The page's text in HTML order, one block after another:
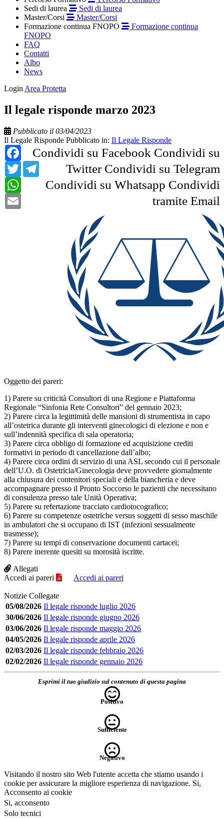
Sedi di laurea
Sedi di laurea
Master/Corsi
Master/Corsi
Formazione continua FNOPO
Formazione continua
FNOPO
FAQ
Contatti
Albo
News
Login Area Protetta
Il legale risponde marzo 2023
Pubblicato il 03/04/2023
Il Legale Risponde Pubblicato in: Il Legale Risponde
Condividi su Facebook
Facebook
Condividi su
Twitter
Twitter Condividi su Telegram
Telegram
Condividi su Whatsapp
WhatsApp
Condividi
tramite Email
Oggetto dei pareri:
1) Parere su criticità Consultori di una Regione e Piattaforma
Regionale “Sinfonia Rete Consultori” del gennaio 2023;
2) Parere circa la legittimità delle mansioni di strumentista in capo
all’ostetrica durante gli interventi ginecologici di elezione e non e
sull’indennità specifica di sala operatoria;
3) Parere circa obbligo di formazione ed acquisizione crediti
formativi in periodo di cancellazione dall’albo;
4) Parere circa ordini di servizio di una ASL secondo cui il personale
dell’U.O. di Ostetricia/Ginecologia deve provvedere giornalmente
alla chiusura dei contenitori speciali e della biancheria e deve
accompagnare presso il Pronto Soccorso le pazienti che necessitano
di consulenza presso tale Unità Operativa;
5) Parere su refertazione tracciato cardiotocografico;
6) Parere su competenze ostetriche versus soggetti di sesso maschile
in ambulatori che si occupano di IST (infezioni sessualmente
trasmesse);
7) Parere su tempi di conservazione documenti cartacei;
8) Parere inerente quesiti su morosità iscritte.
Allegati
Accedi ai pareri
Accedi ai pareri
Notizie Collegate
05/08/2026 Il legale risponde luglio 2026
30/06/2026 Il legale risponde giugno 2026
03/06/2026 Il legale risponde maggio 2026
04/05/2026 Il legale risponde aprile 2026
02/03/2026 Il legale risponde febbraio 2026
02/02/2026 Il legale risponde gennaio 2026
Esprimi il tuo giudizio sul contenuto di questa pagina
Positivo
Sufficiente
Negativo
Visitando il nostro sito Web l'utente accetta che stiamo usando i
cookie per assicurare la migliore esperienza di navigazione. Si,
Acconsento ai cookie
Si, acconsento
Solo tecnici